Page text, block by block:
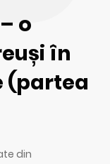
o
în
(partea
din